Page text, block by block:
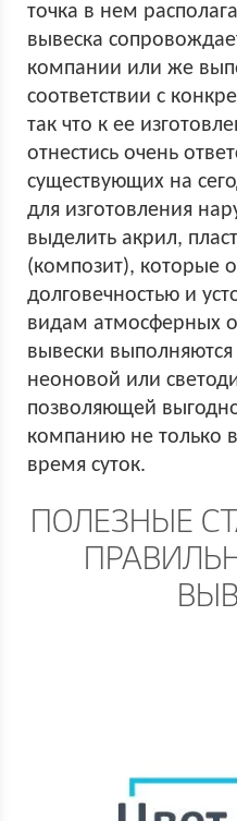
точка в нем
вывеска
компании или же
соответствии с
так что к ее
отнестись очень
существующих на
для изготовления
выделить акрил,
(композит), которые
долговечностью и
видам атмосферных
вывески
неоновой или
позволяющей
компанию не только
время суток.
ПОЛЕЗНЫЕ